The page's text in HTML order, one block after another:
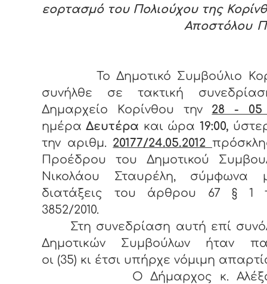
εορτασμό του Πολιούχου της
Αποστόλου
Το Δημοτικό Συμβούλιο
συνήλθε σε τακτική
Δημαρχείο Κορίνθου την 28 - 05
ημέραΔευτέρα και ώρα 19:00,
την αριθμ. 20177/24.05.2012
Προέδρου του Δημοτικού
Νικολάου Σταυρέλη, σύμφωνα
διατάξεις του άρθρου 67 § 1
3852/2010.
Στη συνεδρίαση αυτή επί
Δημοτικών Συμβούλων ήταν
οι (35) κι έτσι υπήρχε νόμιμη
Ο Δήμαρχος κ.